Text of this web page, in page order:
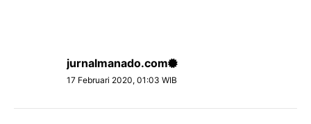
jurnalmanado.com
17 Februari 2020, 01:03 WIB